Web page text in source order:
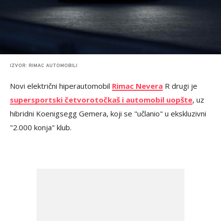
IZVOR: RIMAC AUTOMOBILI
Novi električni hiperautomobil Rimac Nevera R drugi je
supersportski četvorotočkaš i automobil uopšte, uz
hibridni Koenigsegg Gemera, koji se "učlanio" u ekskluzivni
"2.000 konja" klub.